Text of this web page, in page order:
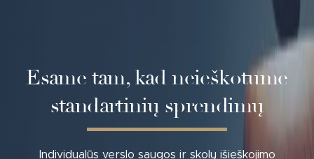
Esame tam, kad neieškotume
standartinių sprendimų
Individualūs verslo saugos ir skolų išieškojimo